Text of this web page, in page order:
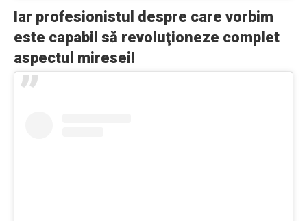
Iar profesionistul despre care vorbim
este capabil să revoluţioneze complet
aspectul miresei!